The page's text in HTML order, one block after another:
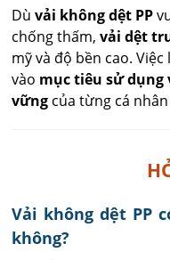
Dùvải không dệt PP
chống thấm,vải dệt
mỹ và độ bền cao.
vào mục tiêu sử
vững của từng cá
Vải không dệt PP
không?